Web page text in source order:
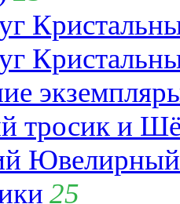
тросик и
25